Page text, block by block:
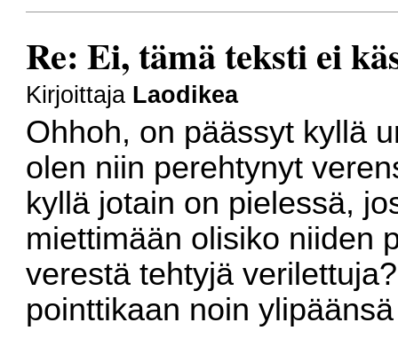
Re: Ei, tämä teksti ei
Kirjoittaja Laodikea
Ohhoh, on päässyt kyllä
olen niin perehtynyt
kyllä jotain on pielessä,
miettimään olisiko niiden
verestä tehtyjä
pointtikaan noin